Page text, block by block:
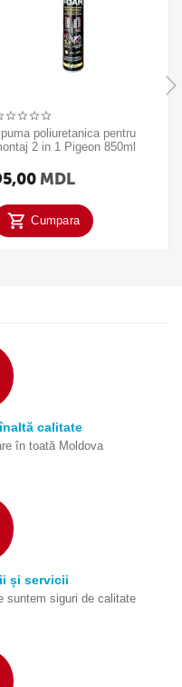
poliuretanica pentru
2 in 1 Pigeon 850ml
MDL
Cumpara
calitate
în toată Moldova
și servicii
suntem siguri de calitate